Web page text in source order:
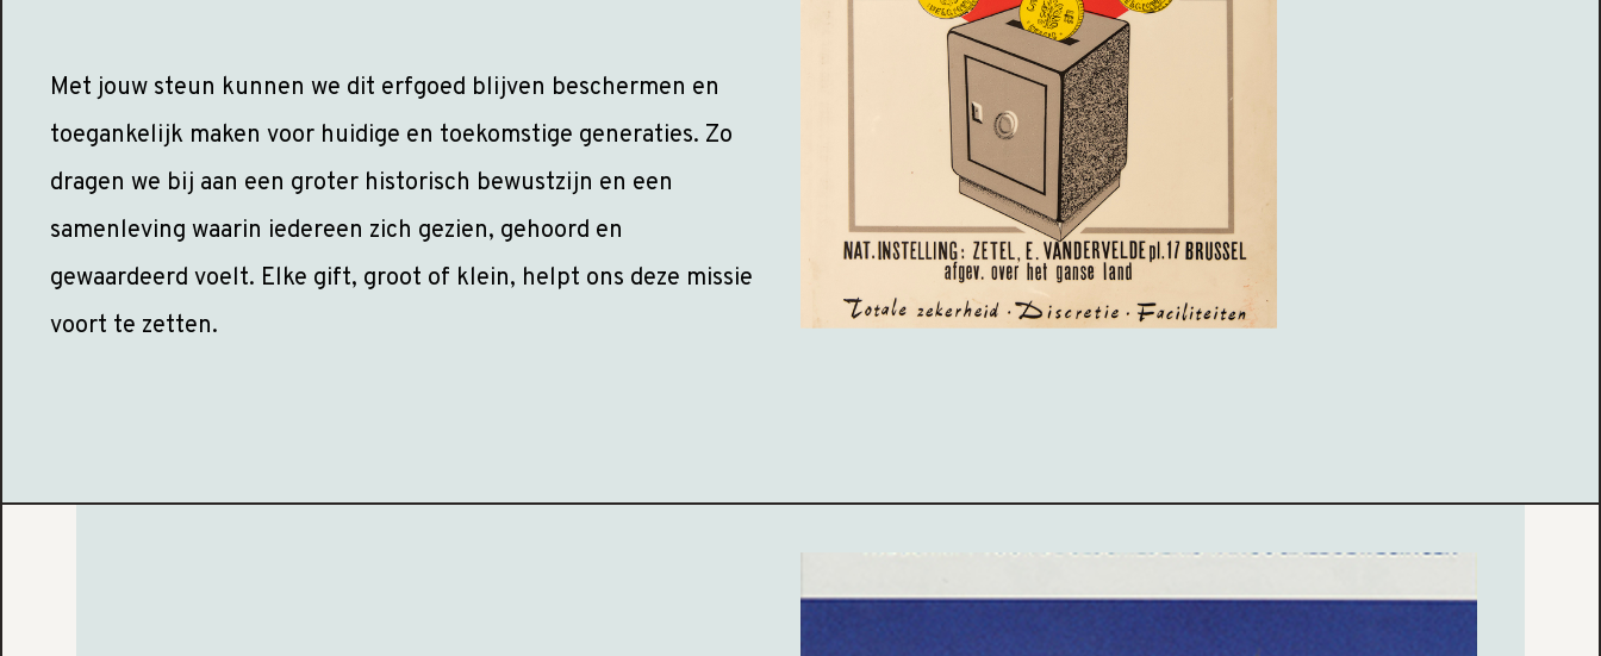
Met jouw steun kunnen we dit erfgoed blijven beschermen en
toegankelijk maken voor huidige en toekomstige generaties. Zo
dragen we bij aan een groter historisch bewustzijn en een
samenleving waarin iedereen zich gezien, gehoord en
gewaardeerd voelt. Elke gift, groot of klein, helpt ons deze missie
voort te zetten.